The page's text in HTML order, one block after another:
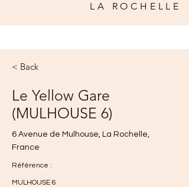
LA ROCHELLE
< Back
Le Yellow Gare
(MULHOUSE 6)
6 Avenue de Mulhouse, La Rochelle,
France
Référence :
MULHOUSE 6